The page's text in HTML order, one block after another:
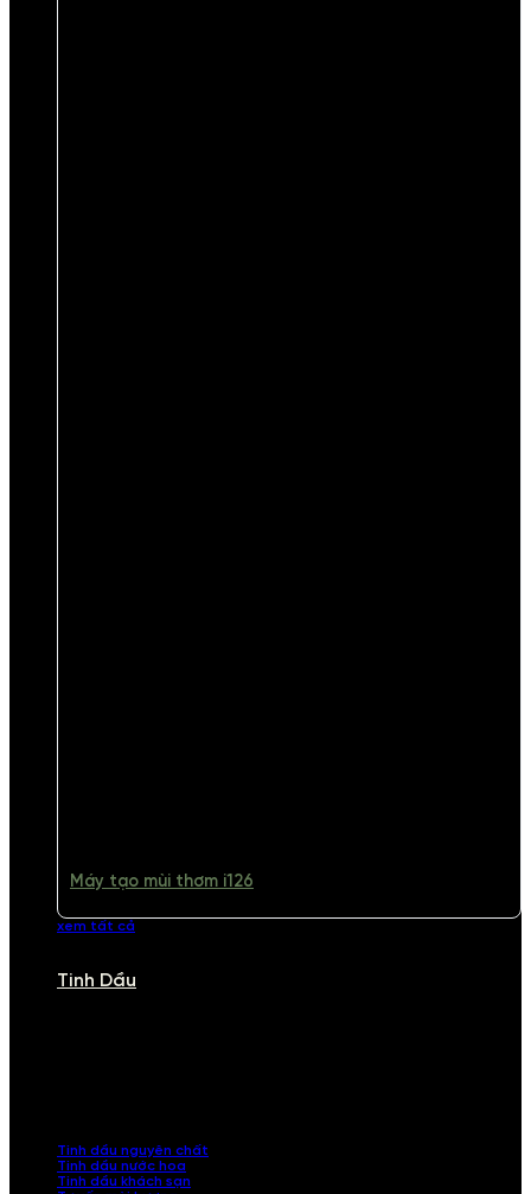
Máy tạo mùi thơm i126
xem tất cả
Tinh Dầu
Tinh dầu nguyên chất
Tinh dầu nước hoa
Tinh dầu khách sạn